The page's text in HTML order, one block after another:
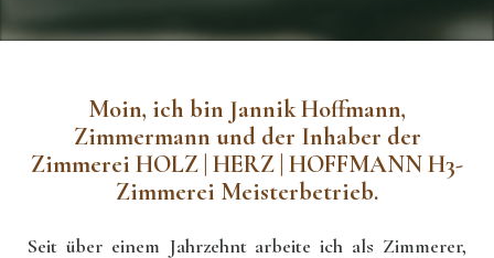
Moin, ich bin Jannik Hoffmann,
Zimmermann und der Inhaber der
Zimmerei HOLZ | HERZ | HOFFMANN H3-
Zimmerei Meisterbetrieb.
Seit über einem Jahrzehnt arbeite ich als Zimmerer,